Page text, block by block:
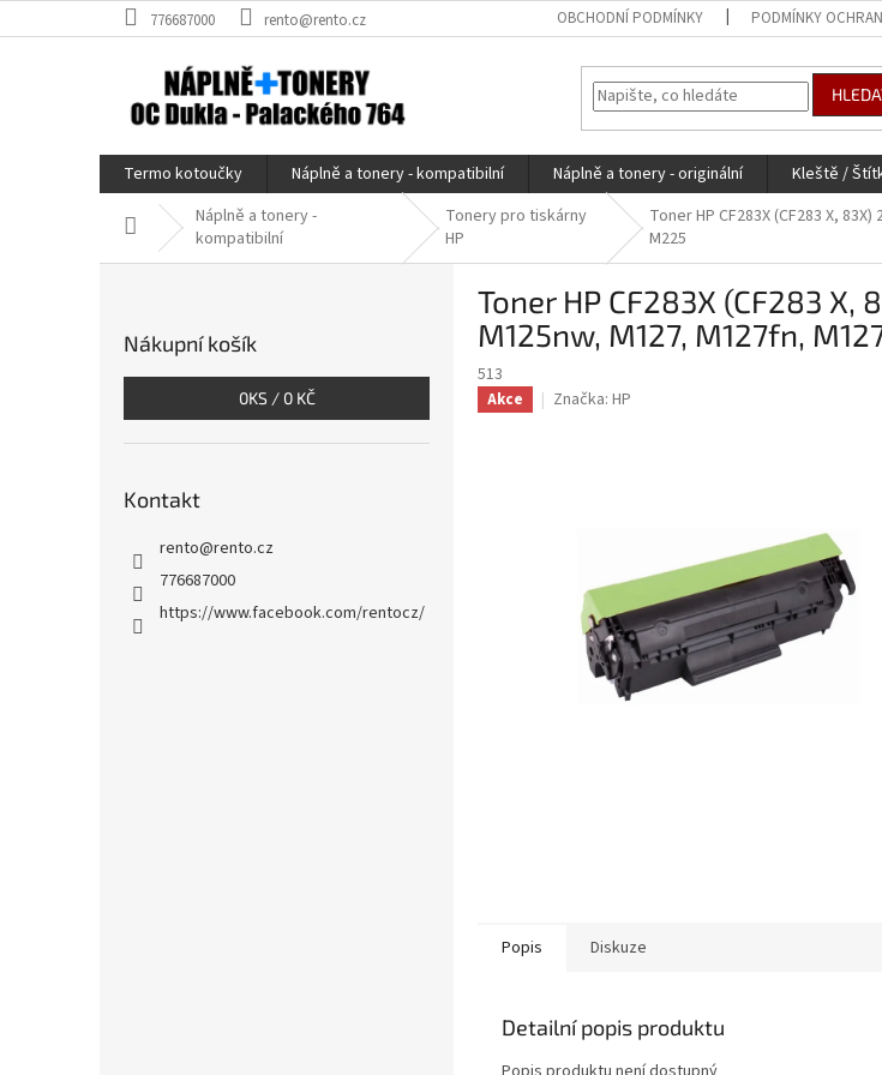
na
776687000 rento@rento.cz OBCHODNÍ PODMÍNKY PODMÍNKY
Termo kotoučky Náplně a tonery - kompatibilní Náplně a tonery - originální Kleště /
Domů Náplně a tonery -
kompatibilní
Tonery pro tiskárny
HP
Toner HP CF283X (CF283 X,
M225
Nákupní košík
0KS / 0 KČ
Kontakt
rento@rento.cz
776687000
https://www.facebook.com/rentocz/
Toner HP CF283X (CF283
M125nw, M127, M127fn,
513
Akce Značka: HP
Popis Diskuze
Detailní popis produktu